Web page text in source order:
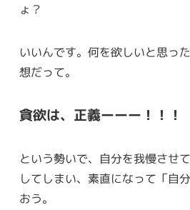
ょ？
いいんです。何を欲しいと思っ
想だって。
貪欲は、正義ーーー！！！
という勢いで、自分を我慢させ
してしまい、素直になって「自
おう。